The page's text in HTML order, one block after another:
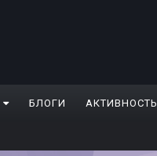
БЛОГИ АКТИВНОСТЬ